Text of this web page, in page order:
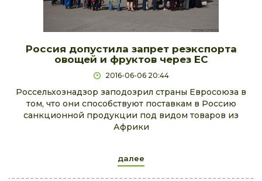
Россия допустила запрет реэкспорта
овощей и фруктов через ЕС
2016-06-06 20:44
Россельхознадзор заподозрил страны Евросоюза в
том, что они способствуют поставкам в Россию
санкционной продукции под видом товаров из
Африки
далее